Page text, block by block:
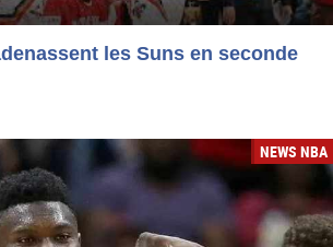
les Suns en seconde
NEWS NBA